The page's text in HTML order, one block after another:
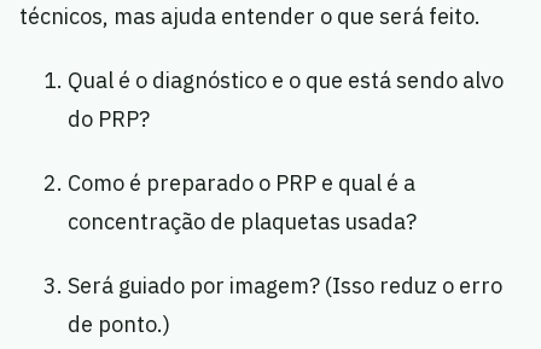
técnicos, mas ajuda entender o que será feito.
Qual é o diagnóstico e o que está sendo alvo
do PRP?
Como é preparado o PRP e qual é a
concentração de plaquetas usada?
Será guiado por imagem? (Isso reduz o erro
de ponto.)